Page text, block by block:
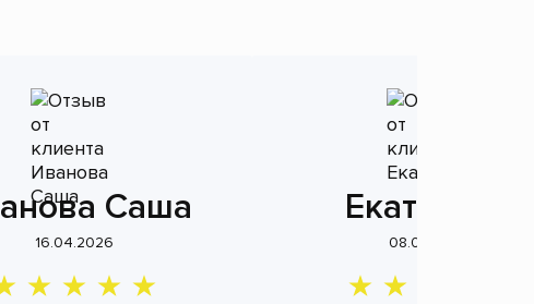
Саша
16.04.2026
Екатерина
08.04.2026